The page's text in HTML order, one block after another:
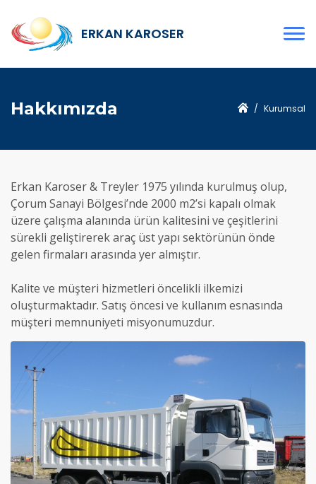
ERKAN KAROSER
Hakkımızda Kurumsal
Erkan Karoser & Treyler 1975 yılında kurulmuş olup,
Çorum Sanayi Bölgesi’nde 2000 m2’si kapalı olmak
üzere çalışma alanında ürün kalitesini ve çeşitlerini
sürekli geliştirerek araç üst yapı sektörünün önde
gelen firmaları arasında yer almıştır.
Kalite ve müşteri hizmetleri öncelikli ilkemizi
oluşturmaktadır. Satış öncesi ve kullanım esnasında
müşteri memnuniyeti misyonumuzdur.